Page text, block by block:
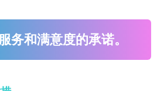
务和满意度的承诺。